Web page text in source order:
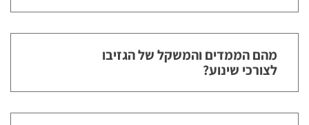
מהם הממדים והמשקל של הגזיבו
לצורכי שינוע?